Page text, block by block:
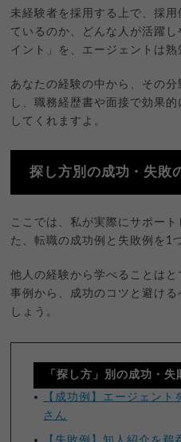
未経験者を採用する上で、採
ているのか、どんな人が活躍
イント」を、エージェントは熟
あなたの経験の中から、その
し、職務経歴書や面接で効果
してくれますよ。
探し方別の成功・失敗
ここでは、私が実際にサポー
た、転職の成功例と失敗例を1
他人の経験から学べることは
事例から、成功のコツと避け
しょう。
「探し方」別の成功・失
【成功例】エージェント
さん